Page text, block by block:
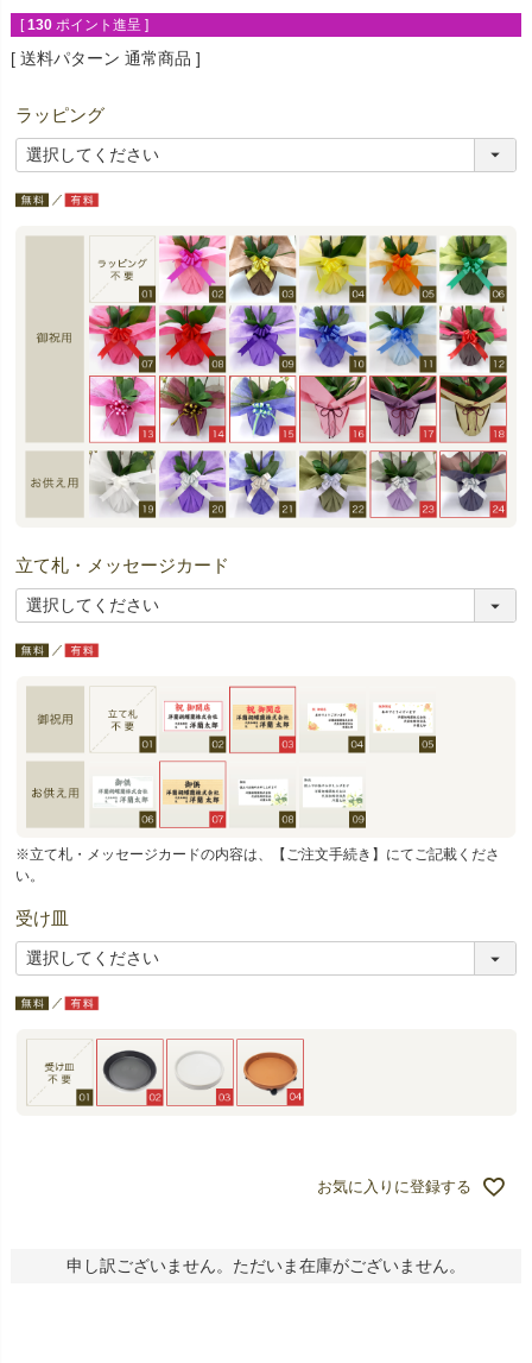
[ 130 ポイント進呈 ]
送料パターン 通常商品
ラッピング
立て札・メッセージカード
※立て札・メッセージカードの内容は、【ご注文手続き】にてご記載くださ
い。
受け皿
お気に入りに登録する
申し訳ございません。ただいま在庫がございません。